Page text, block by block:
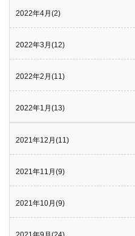
2022年4月(2)
2022年3月(12)
2022年2月(11)
2022年1月(13)
2021年12月(11)
2021年11月(9)
2021年10月(9)